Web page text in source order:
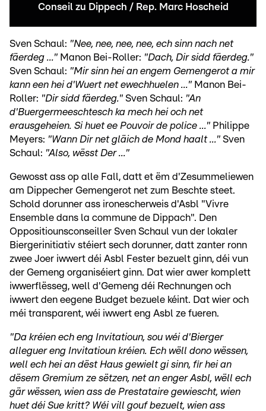
Conseil zu Dippech / Rep. Marc Hoscheid
Sven Schaul: "Nee, nee, nee, nee, ech sinn nach net
fäerdeg ..." Manon Bei-Roller: "Dach, Dir sidd fäerdeg."
Sven Schaul: "Mir sinn hei an engem Gemengerot a mir
kann een hei d'Wuert net ewechhuelen ..." Manon Bei-
Roller: "Dir sidd fäerdeg." Sven Schaul: "An
d'Buergermeeschtesch ka mech hei och net
erausgeheien. Si huet ee Pouvoir de police ..." Philippe
Meyers: "Wann Dir net gläich de Mond haalt ..." Sven
Schaul: "Also, wësst Der ..."
Gewosst ass op alle Fall, datt et ëm d'Zesummeliewen
am Dippecher Gemengerot net zum Beschte steet.
Schold dorunner ass ironescherweis d'Asbl "Vivre
Ensemble dans la commune de Dippach". Den
Oppositiounsconseiller Sven Schaul vun der lokaler
Biergerinitiativ stéiert sech dorunner, datt zanter ronn
zwee Joer iwwert déi Asbl Fester bezuelt ginn, déi vun
der Gemeng organiséiert ginn. Dat wier awer komplett
iwwerflësseg, well d'Gemeng déi Rechnungen och
iwwert den eegene Budget bezuele kéint. Dat wier och
méi transparent, wéi iwwert eng Asbl ze fueren.
"Da kréien ech eng Invitatioun, sou wéi d'Bierger
alleguer eng Invitatioun kréien. Ech wëll dono wëssen,
well ech hei an dëst Haus gewielt gi sinn, fir hei an
dësem Gremium ze sëtzen, net an enger Asbl, wëll ech
gär wëssen, wien ass de Prestataire gewiescht, wien
huet déi Sue kritt? Wéi vill gouf bezuelt, wien ass